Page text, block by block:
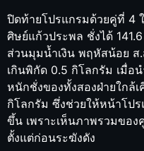
ปิดท้ายโปรแกรมด้วยคู่ที่ 4
ศิษย์แก้วประพล ชั่งได้
ส่วนมุมน้ำเงิน พฤหัสน้อย ส
เกินพิกัด 0.5 กิโลกรัม เมื่อ
หนักชั่งของทั้งสองฝ่ายใกล้เ
กิโลกรัม ซึ่งช่วยให้หน้าโป
ขึ้น เพราะเห็นภาพรวมของ
ตั้งแต่ก่อนระฆังดัง